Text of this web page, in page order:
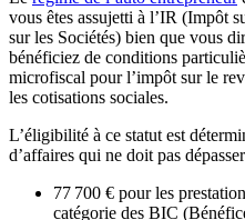
vous êtes assujetti à l’IR (Impôt
sur les Sociétés) bien que vous
bénéficiez de conditions
microfiscal pour l’impôt sur le
les cotisations sociales.
L’éligibilité à ce statut est
d’affaires qui ne doit pas
77 700 € pour les
catégorie des BIC